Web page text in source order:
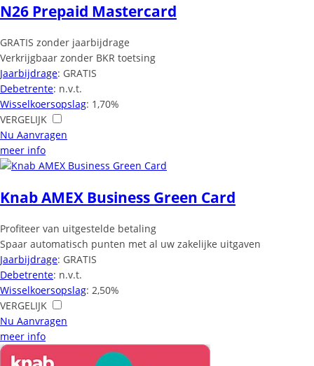
N26 Prepaid Mastercard
GRATIS zonder jaarbijdrage
Verkrijgbaar zonder BKR toetsing
Jaarbijdrage: GRATIS
Debetrente: n.v.t.
Wisselkoersopslag: 1,70%
VERGELIJK
Nu Aanvragen
meer info
Knab AMEX Business Green Card
Profiteer van uitgestelde betaling
Spaar automatisch punten met al uw zakelijke uitgaven
Jaarbijdrage: GRATIS
Debetrente: n.v.t.
Wisselkoersopslag: 2,50%
VERGELIJK
Nu Aanvragen
meer info